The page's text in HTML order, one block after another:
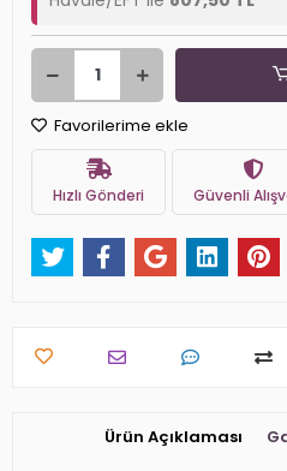
Favorilerime ekle
Hızlı Gönderi Güvenli
Ürün Açıklaması